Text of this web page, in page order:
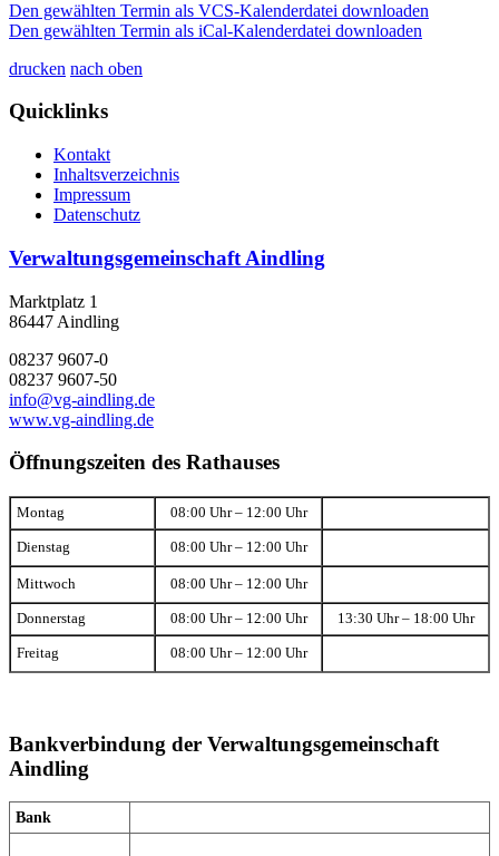
Den gewählten Termin als VCS-Kalenderdatei downloaden
Den gewählten Termin als iCal-Kalenderdatei downloaden
drucken nach oben
Quicklinks
Kontakt
Inhaltsverzeichnis
Impressum
Datenschutz
Verwaltungsgemeinschaft Aindling
Marktplatz 1
86447 Aindling
08237 9607-0
08237 9607-50
info@vg-aindling.de
www.vg-aindling.de
Öffnungszeiten des Rathauses
Montag 08:00 Uhr – 12:00 Uhr
Dienstag 08:00 Uhr – 12:00 Uhr
Mittwoch 08:00 Uhr – 12:00 Uhr
Donnerstag 08:00 Uhr – 12:00 Uhr 13:30 Uhr – 18:00 Uhr
Freitag 08:00 Uhr – 12:00 Uhr
Bankverbindung der Verwaltungsgemeinschaft
Aindling
Bank